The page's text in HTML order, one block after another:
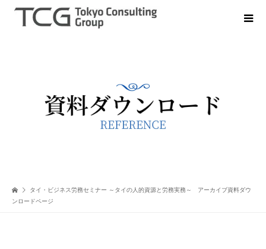
タイ・ビジネス労務セミナー ～タイの人的資源と労務実務～ アーカイブ資料ダウ
ンロードページ